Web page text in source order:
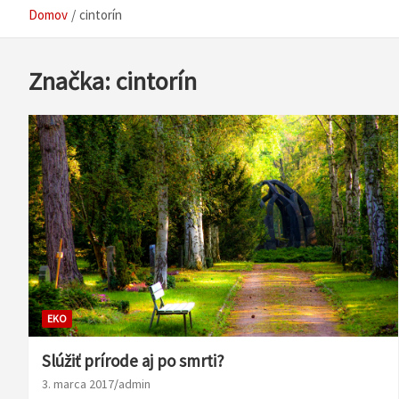
Domov cintorín
Značka: cintorín
EKO
Slúžiť prírode aj po smrti?
3. marca 2017 admin